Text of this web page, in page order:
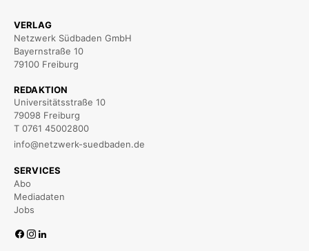
VERLAG
Netzwerk Südbaden GmbH
Bayernstraße 10
79100 Freiburg
REDAKTION
Universitätsstraße 10
79098 Freiburg
T 0761 45002800
info@netzwerk-suedbaden.de
SERVICES
Abo
Mediadaten
Jobs